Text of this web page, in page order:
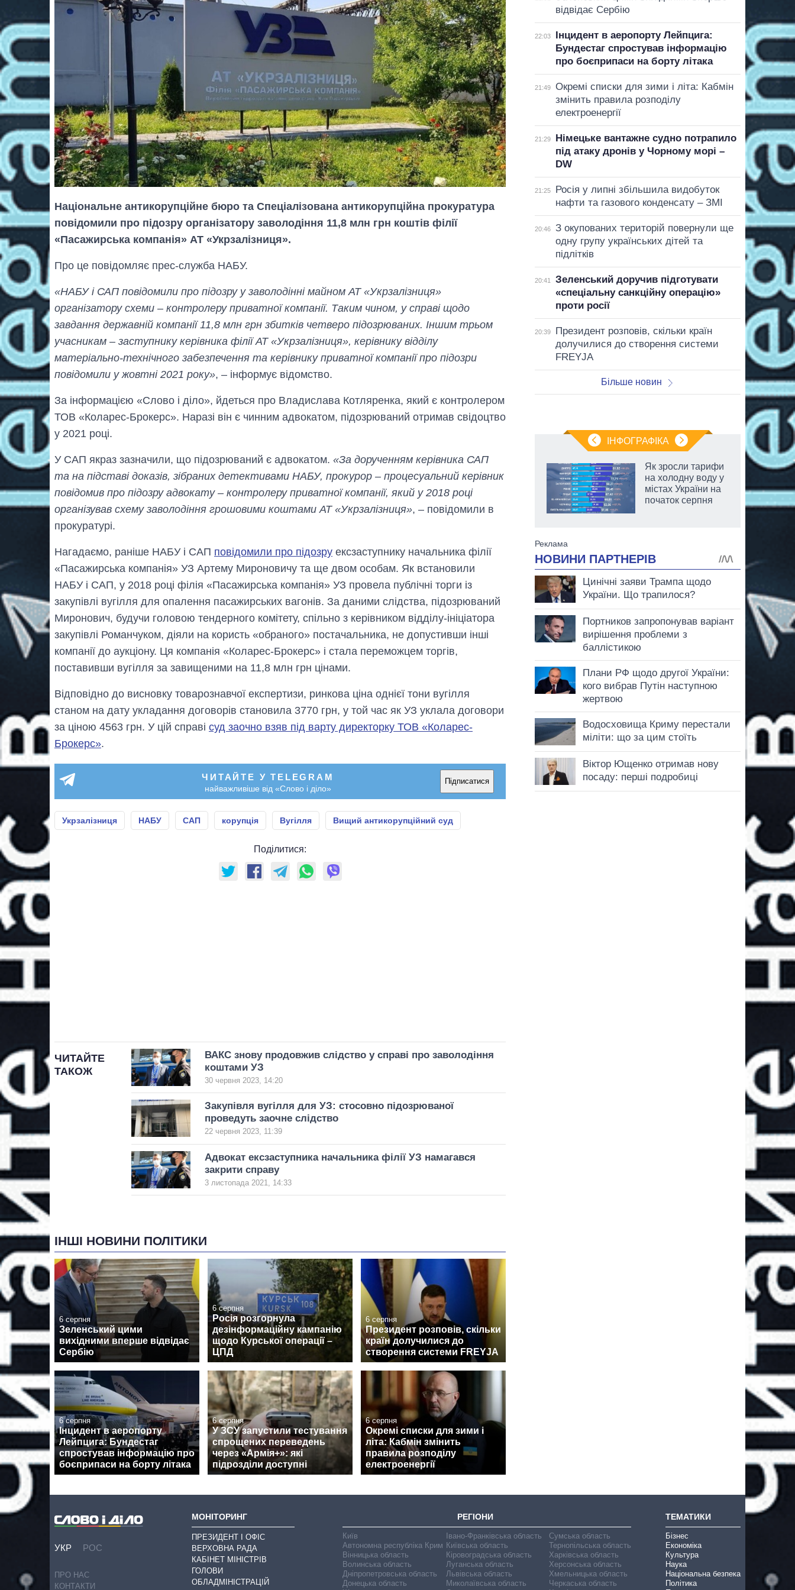
Національне антикорупційне бюро та Спеціалізована антикорупційна прокуратура
повідомили про підозру організатору заволодіння 11,8 млн грн коштів філії
«Пасажирська компанія» АТ «Укрзалізниця».
Про це повідомляє прес-служба НАБУ.
«НАБУ і САП повідомили про підозру у заволодінні майном АТ «Укрзалізниця»
організатору схеми – контролеру приватної компанії. Таким чином, у справі щодо
завдання державній компанії 11,8 млн грн збитків четверо підозрюваних. Іншим трьом
учасникам – заступнику керівника філії АТ «Укрзалізниця», керівнику відділу
матеріально-технічного забезпечення та керівнику приватної компанії про підозри
повідомили у жовтні 2021 року», – інформує відомство.
За інформацією «Слово і діло», йдеться про Владислава Котляренка, який є контролером
ТОВ «Коларес-Брокерс». Наразі він є чинним адвокатом, підозрюваний отримав свідоцтво
у 2021 році.
У САП якраз зазначили, що підозрюваний є адвокатом. «За дорученням керівника САП
та на підставі доказів, зібраних детективами НАБУ, прокурор – процесуальний керівник
повідомив про підозру адвокату – контролеру приватної компанії, який у 2018 році
організував схему заволодіння грошовими коштами АТ «Укрзалізниця», – повідомили в
прокуратурі.
Нагадаємо, раніше НАБУ і САП повідомили про підозру ексзаступнику начальника філії
«Пасажирська компанія» УЗ Артему Мироновичу та ще двом особам. Як встановили
НАБУ і САП, у 2018 році філія «Пасажирська компанія» УЗ провела публічні торги із
закупівлі вугілля для опалення пасажирських вагонів. За даними слідства, підозрюваний
Миронович, будучи головою тендерного комітету, спільно з керівником відділу-ініціатора
закупівлі Романчуком, діяли на користь «обраного» постачальника, не допустивши інші
компанії до аукціону. Ця компанія «Коларес-Брокерс» і стала переможцем торгів,
поставивши вугілля за завищеними на 11,8 млн грн цінами.
Відповідно до висновку товарознавчої експертизи, ринкова ціна однієї тони вугілля
станом на дату укладання договорів становила 3770 грн, у той час як УЗ уклала договори
за ціною 4563 грн. У цій справі суд заочно взяв під варту директорку ТОВ «Коларес-
Брокерс».
ЧИТАЙТЕ У TELEGRAM
найважливіше від «Слово і діло»
Підписатися
Укрзалізниця НАБУ САП корупція Вугілля Вищий антикорупційний суд
Поділитися:
ЧИТАЙТЕ
ТАКОЖ
ВАКС знову продовжив слідство у справі про заволодіння
коштами УЗ
30 червня 2023, 14:20
Закупівля вугілля для УЗ: стосовно підозрюваної
проведуть заочне слідство
22 червня 2023, 11:39
Адвокат ексзаступника начальника філії УЗ намагався
закрити справу
3 листопада 2021, 14:33
ІНШІ НОВИНИ ПОЛІТИКИ
6 серпня
Зеленський цими
вихідними вперше відвідає
Сербію
6 серпня
Росія розгорнула
дезінформаційну кампанію
щодо Курської операції –
ЦПД
6 серпня
Президент розповів, скільки
країн долучилися до
створення системи FREYJA
6 серпня
Інцидент в аеропорту
Лейпцига: Бундестаг
спростував інформацію про
боєприпаси на борту літака
6 серпня
У ЗСУ запустили тестування
спрощених переведень
через «Армія+»: які
підрозділи доступні
6 серпня
Окремі списки для зими і
літа: Кабмін змінить
правила розподілу
електроенергії
відвідає Сербію
22:03
Інцидент в аеропорту Лейпцига:
Бундестаг спростував інформацію
про боєприпаси на борту літака
21:49
Окремі списки для зими і літа: Кабмін
змінить правила розподілу
електроенергії
21:29
Німецьке вантажне судно потрапило
під атаку дронів у Чорному морі –
DW
21:25
Росія у липні збільшила видобуток
нафти та газового конденсату – ЗМІ
20:46
З окупованих територій повернули ще
одну групу українських дітей та
підлітків
20:41
Зеленський доручив підготувати
«спеціальну санкційну операцію»
проти росії
20:39
Президент розповів, скільки країн
долучилися до створення системи
FREYJA
Більше новин
ІНФОГРАФІКА
Економіка ШІ-
гігантів: скільки
коштують і
заробляють
OpenAI та
Як зросли тарифи
на холодну воду у
містах України на
початок серпня
УКР РОС
ПРО НАС
КОНТАКТИ
МОНІТОРИНГ
ПРЕЗИДЕНТ І ОФІС
ВЕРХОВНА РАДА
КАБІНЕТ МІНІСТРІВ
ГОЛОВИ
ОБЛАДМІНІСТРАЦІЙ
РЕГІОНИ
Київ
Автономна республіка Крим
Вінницька область
Волинська область
Дніпропетровська область
Донецька область
Івано-Франківська область
Київська область
Кіровоградська область
Луганська область
Львівська область
Миколаївська область
Сумська область
Тернопільська область
Харківська область
Херсонська область
Хмельницька область
Черкаська область
ТЕМАТИКИ
Бізнес
Економіка
Культура
Наука
Національна безпека
Політика